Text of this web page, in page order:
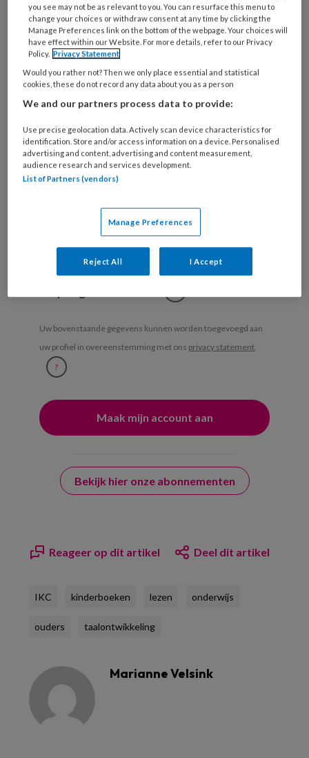
Kies
je
functie *
Bij
welke
organisatie
je?
Untitled
Ontvang 2x per week de
KinderopvangTotaal nieuwsbrief
Ontvang iedere zondag het
Weekoverzicht
Ja, ik geef toestemming voor e-mails
van KinderopvangTotaal en
Uw bovenstaande gegevens kunnen worden toegevoegd aan
uw profiel in overeenstemming met ons privacy statement.
?
Bekijk hier onze abonnementen
Reageer op dit artikel Deel dit artikel
IKC kinderboeken lezen onderwijs
ouders taalontwikkeling
Marianne Velsink
you see may not be as relevant to you. You can resurface this menu to
change your choices or withdraw consent at any time by clicking the
Manage Preferences link on the bottom of the webpage. Your choices will
have effect within our Website. For more details, refer to our Privacy
Policy. Privacy Statement
Would you rather not? Then we only place essential and statistical
cookies, these do not record any data about you as a person
We and our partners process data to provide:
Use precise geolocation data. Actively scan device characteristics for
identification. Store and/or access information on a device. Personalised
advertising and content, advertising and content measurement,
audience research and services development.
List of Partners (vendors)
Manage Preferences
Reject All I Accept